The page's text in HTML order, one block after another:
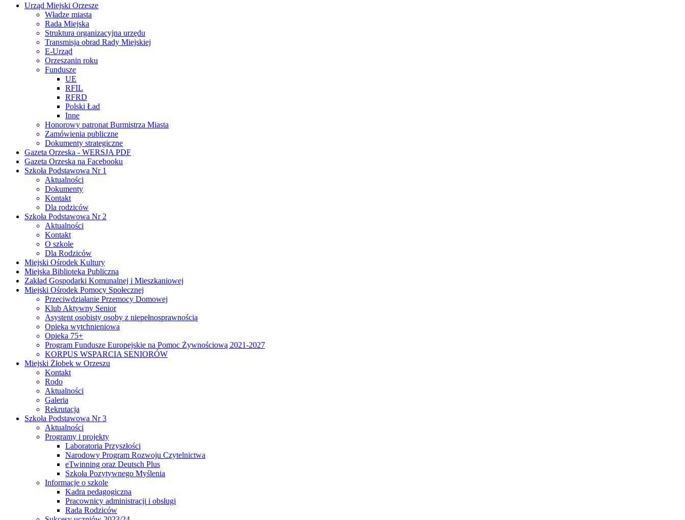
Urząd Miejski Orzesze
Władze miasta
Rada Miejska
Struktura organizacyjna urzędu
Transmisja obrad Rady Miejskiej
E-Urząd
Orzeszanin roku
Fundusze
UE
RFIL
RFRD
Polski Ład
Inne
Honorowy patronat Burmistrza Miasta
Zamówienia publiczne
Dokumenty strategiczne
Gazeta Orzeska - WERSJA PDF
Gazeta Orzeska na Facebooku
Szkoła Podstawowa Nr 1
Aktualności
Dokumenty
Kontakt
Dla rodziców
Szkoła Podstawowa Nr 2
Aktualności
Kontakt
O szkole
Dla Rodziców
Miejski Ośrodek Kultury
Miejska Biblioteka Publiczna
Zakład Gospodarki Komunalnej i Mieszkaniowej
Miejski Ośrodek Pomocy Społecznej
Przeciwdziałanie Przemocy Domowej
Klub Aktywny Senior
Asystent osobisty osoby z niepełnosprawnością
Opieka wytchnieniowa
Opieka 75+
Program Fundusze Europejskie na Pomoc Żywnościową 2021-2027
KORPUS WSPARCIA SENIORÓW
Miejski Żłobek w Orzeszu
Kontakt
Rodo
Aktualności
Galeria
Rekrutacja
Szkoła Podstawowa Nr 3
Aktualności
Programy i projekty
Laboratoria Przyszłości
Narodowy Program Rozwoju Czytelnictwa
eTwinning oraz Deutsch Plus
Szkoła Pozytywnego Myślenia
Informacje o szkole
Kadra pedagogiczna
Pracownicy administracji i obsługi
Rada Rodziców